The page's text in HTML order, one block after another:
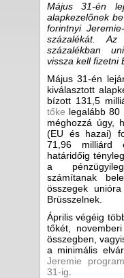
Május 31-én
alapkezelőnek
forintnyi
százalékát.
százalékban
vissza kell fizetni
Május 31-én
kiválasztott
bízott 131,5
tőke legalább 80
méghozzá úgy,
(EU és hazai)
71,96 milliárd
határidőig
a
számítanak
összegek
Brüsszelnek.
Április végéig
tőkét,
összegben,
a minimális
Jeremie
31-ig